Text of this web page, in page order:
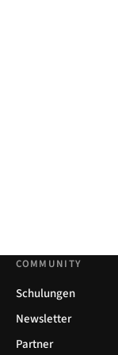
COMMUNITY
Schulungen
Newsletter
Partner